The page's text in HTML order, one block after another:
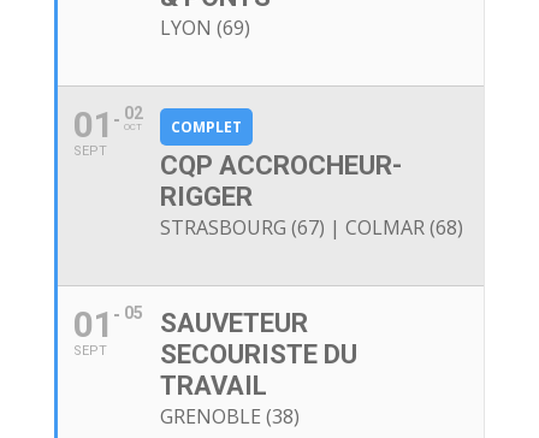
LYON (69)
01
SEPT
02
OCT COMPLET
CQP ACCROCHEUR-
RIGGER
STRASBOURG (67) | COLMAR (68)
01
SEPT
05
SAUVETEUR
SECOURISTE DU
TRAVAIL
GRENOBLE (38)